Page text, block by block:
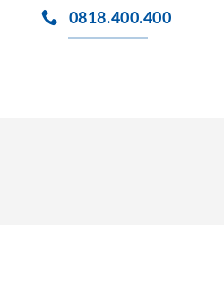
0818.400.400